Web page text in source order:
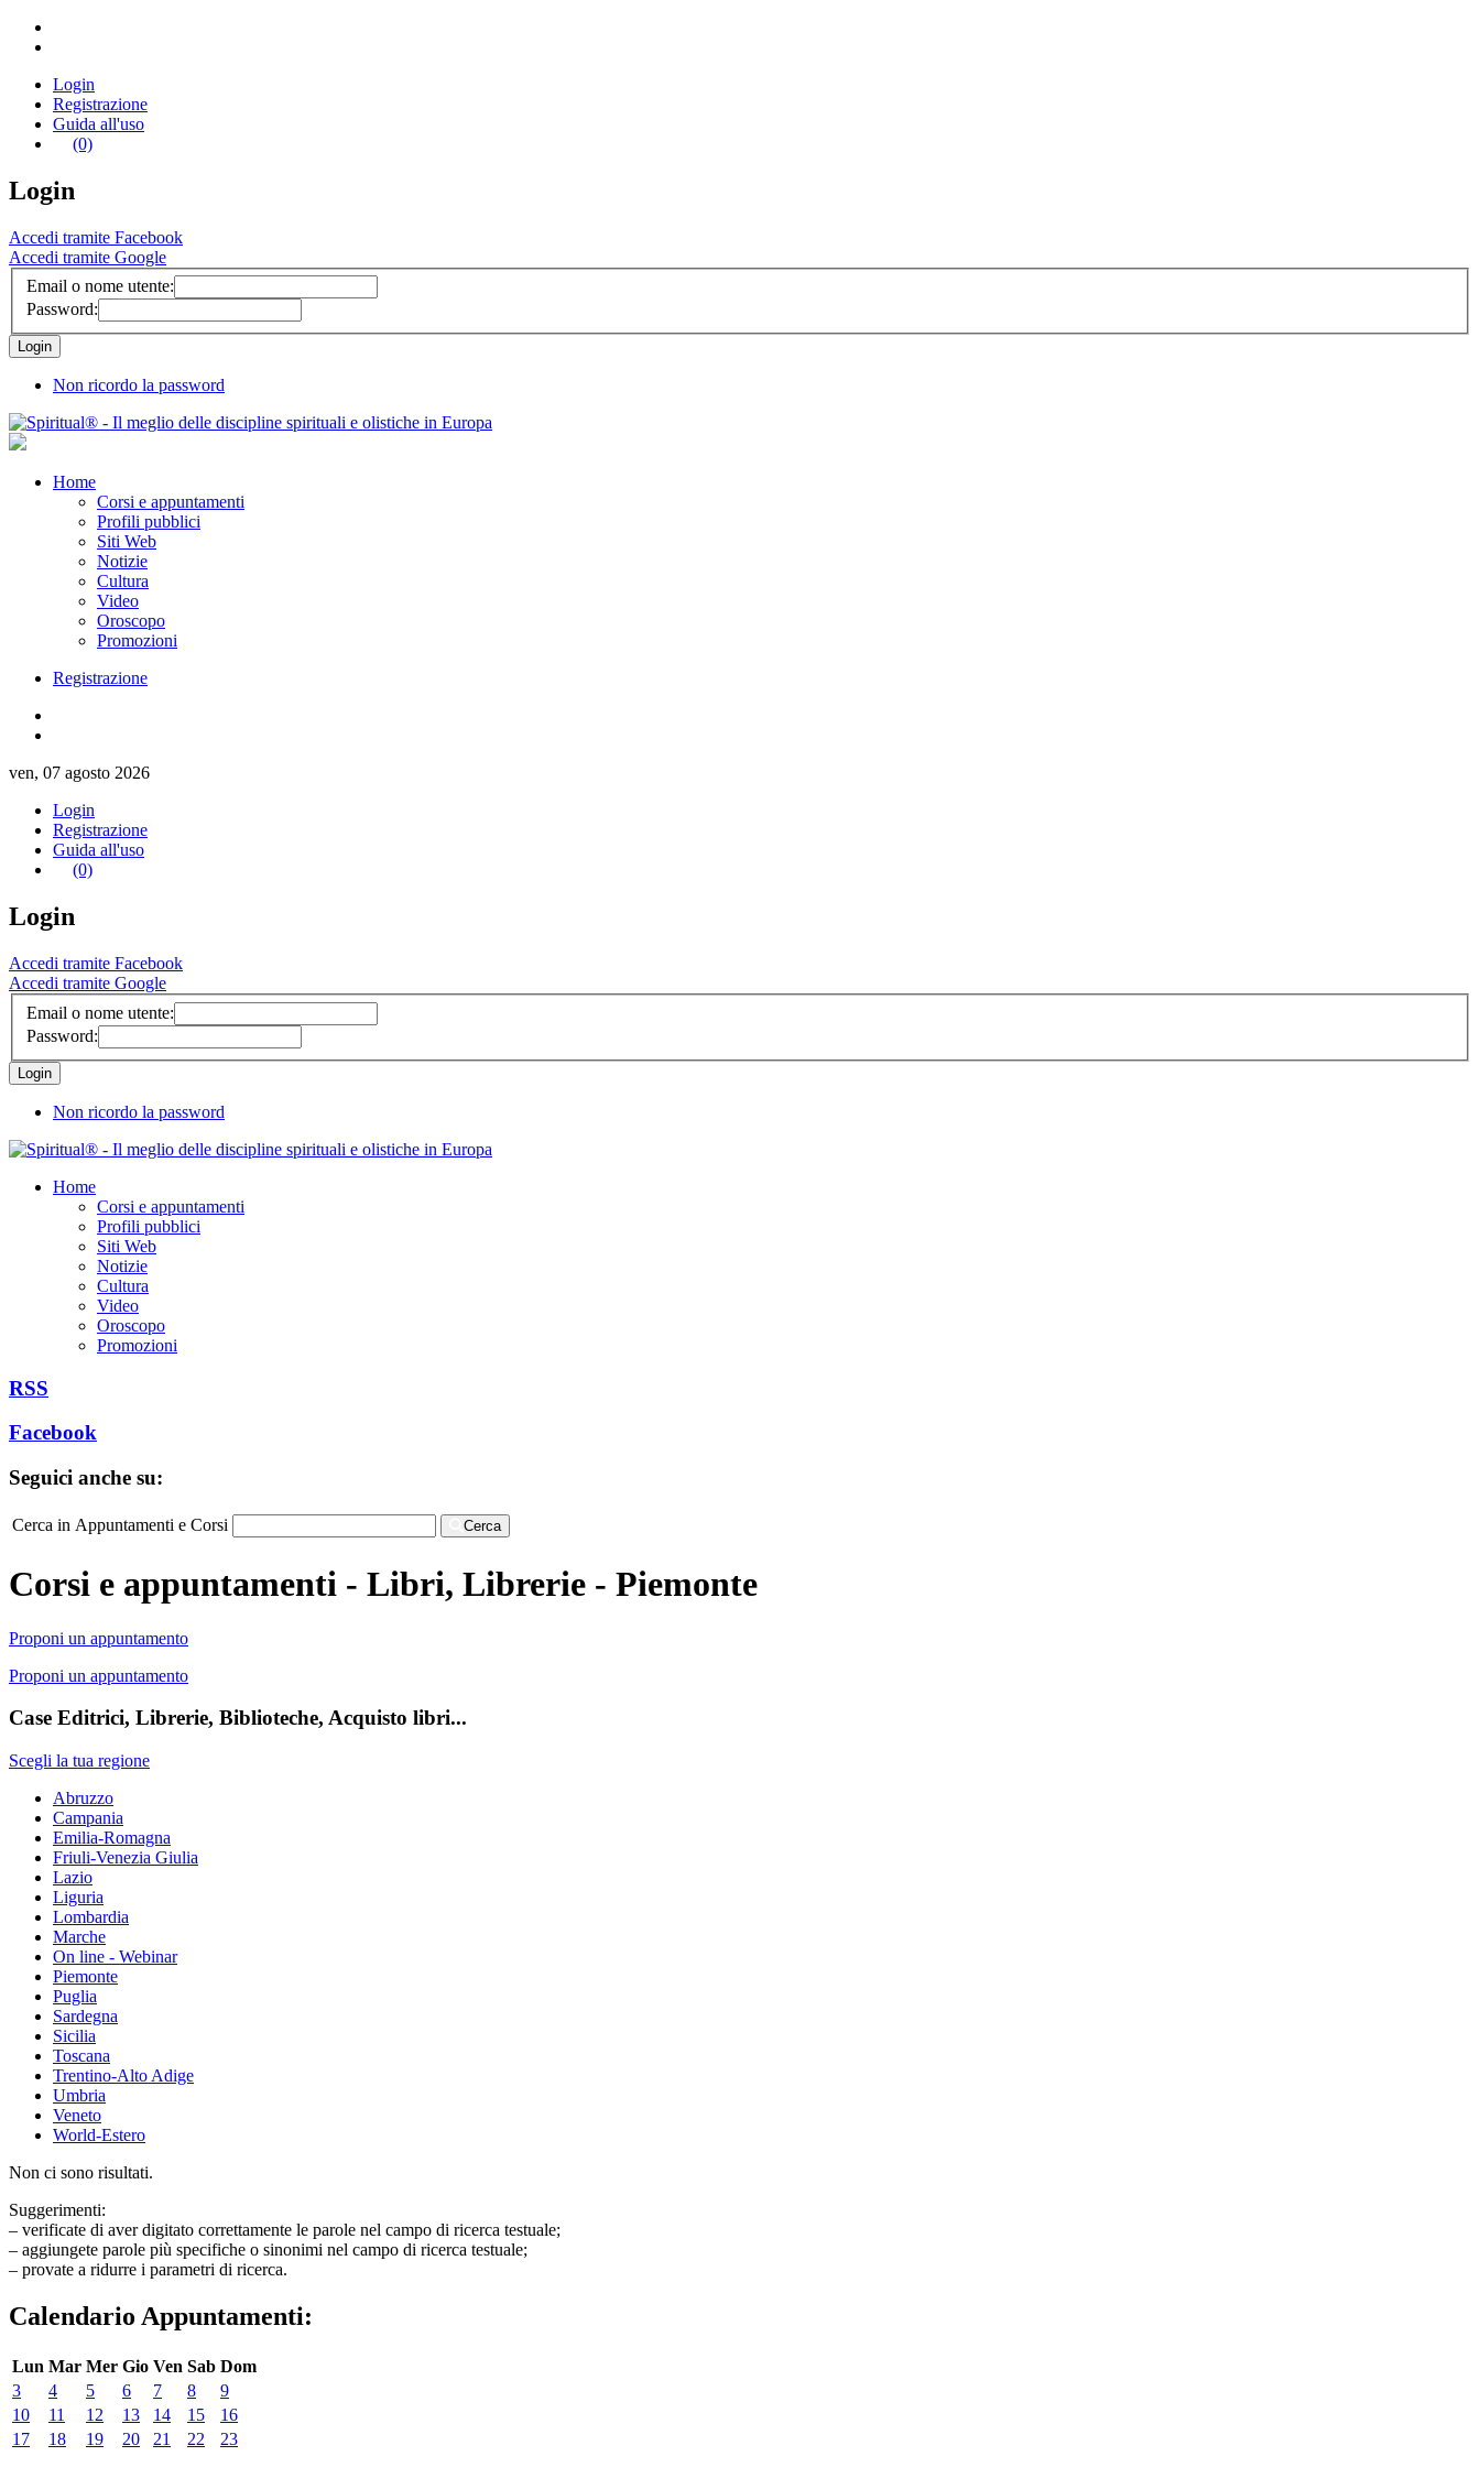
Login
Registrazione
Guida all'uso
(0)
Login
Accedi tramite Facebook
Accedi tramite Google
Email o nome utente:
Password:
Non ricordo la password
Home
Corsi e appuntamenti
Profili pubblici
Siti Web
Notizie
Cultura
Video
Oroscopo
Promozioni
Registrazione
ven, 07 agosto 2026
Login
Registrazione
Guida all'uso
(0)
Login
Accedi tramite Facebook
Accedi tramite Google
Email o nome utente:
Password:
Non ricordo la password
Home
Corsi e appuntamenti
Profili pubblici
Siti Web
Notizie
Cultura
Video
Oroscopo
Promozioni
RSS
Facebook
Seguici anche su:
Cerca in Appuntamenti e Corsi Cerca
Corsi e appuntamenti - Libri, Librerie - Piemonte
Proponi un appuntamento
Proponi un appuntamento
Case Editrici, Librerie, Biblioteche, Acquisto libri...
Scegli la tua regione
Abruzzo
Campania
Emilia-Romagna
Friuli-Venezia Giulia
Lazio
Liguria
Lombardia
Marche
On line - Webinar
Piemonte
Puglia
Sardegna
Sicilia
Toscana
Trentino-Alto Adige
Umbria
Veneto
World-Estero
Non ci sono risultati.
Suggerimenti:
– verificate di aver digitato correttamente le parole nel campo di ricerca testuale;
– aggiungete parole più specifiche o sinonimi nel campo di ricerca testuale;
– provate a ridurre i parametri di ricerca.
Calendario Appuntamenti:
Lun Mar Mer Gio Ven Sab Dom
3
4 5 6 7 8
9
10
11 12 13 14 15
16
17
18 19 20 21 22 23